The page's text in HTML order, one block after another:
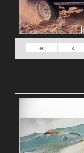
›
»